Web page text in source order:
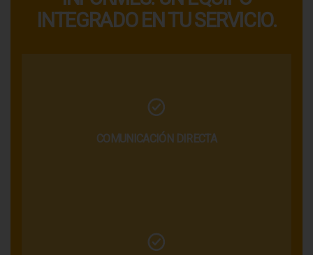
INTEGRADO EN TU SERVICIO.
COMUNICACIÓN DIRECTA